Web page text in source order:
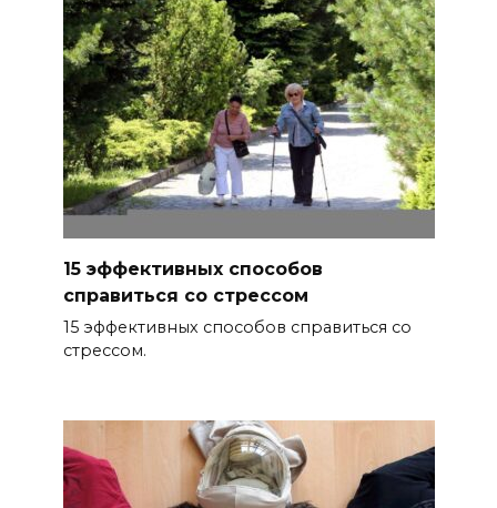
15 эффективных способов
справиться со стрессом
15 эффективных способов справиться со
стрессом.